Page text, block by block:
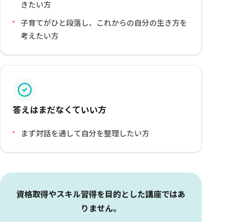
きたい方
子育てがひと段落し、これからの自分の生き方を
考えたい方
答えはまだなくていい方
まず対話を通して自分を整理したい方
資格取得やスキル習得を目的とした講座ではあ
りません。